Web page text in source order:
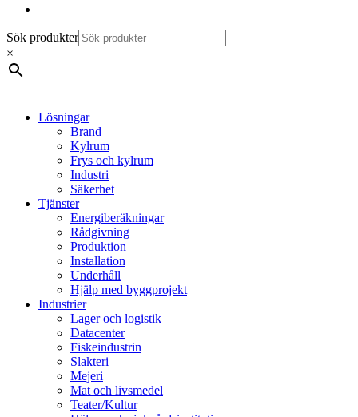
Sök produkter
×
Lösningar
Brand
Kylrum
Frys och kylrum
Industri
Säkerhet
Tjänster
Energiberäkningar
Rådgivning
Produktion
Installation
Underhåll
Hjälp med byggprojekt
Industrier
Lager och logistik
Datacenter
Fiskeindustrin
Slakteri
Mejeri
Mat och livsmedel
Teater/Kultur